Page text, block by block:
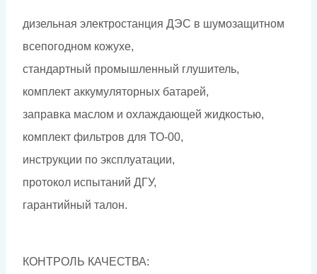
дизельная электростанция ДЭС в шумозащитном
всепогодном кожухе,
стандартный промышленный глушитель,
комплект аккумуляторных батарей,
заправка маслом и охлаждающей жидкостью,
комплект фильтров для ТО-00,
инструкции по эксплуатации,
протокол испытаний ДГУ,
гарантийный талон.
КОНТРОЛЬ КАЧЕСТВА: